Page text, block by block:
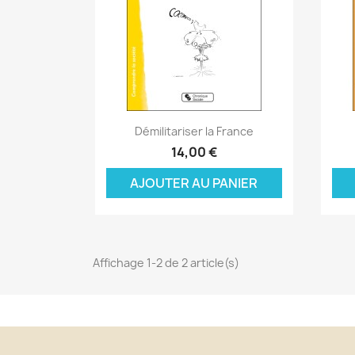
Aperçu rapide
Démilitariser la France
14,00 €
AJOUTER AU PANIER
Affichage 1-2 de 2 article(s)